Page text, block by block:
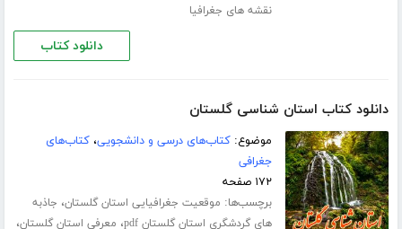
نقشه های جغرافیا
دانلود کتاب
دانلود کتاب استان شناسی گلستان
موضوع:کتاب‌های درسی و دانشجویی،کتاب‌های
جغرافی
۱۷۲ صفحه
برچسب‌ها: موقعیت جغرافیایی استان گلستان، جاذبه
های گردشگری استان گلستان pdf
، معرفی استان گلستان،